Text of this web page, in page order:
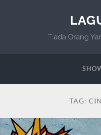
Tiada Orang
TAG: